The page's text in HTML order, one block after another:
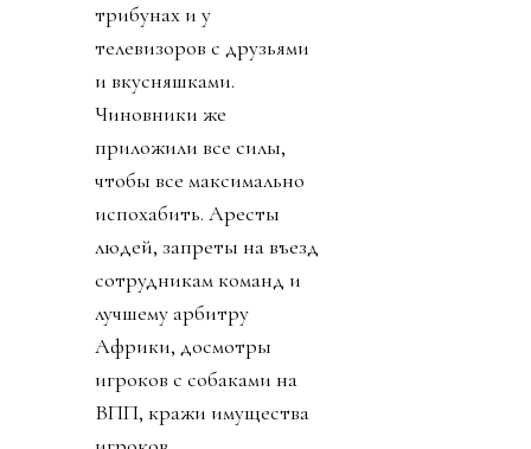
трибунах и у
телевизоров с друзьями
и вкусняшками.
Чиновники же
приложили все силы,
чтобы все максимально
испохабить. Аресты
людей, запреты на въезд
сотрудникам команд и
лучшему арбитру
Африки, досмотры
игроков с собаками на
ВПП, кражи имущества